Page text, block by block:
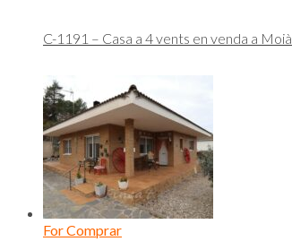
C-1191 – Casa a 4 vents en venda a Moià
For Comprar